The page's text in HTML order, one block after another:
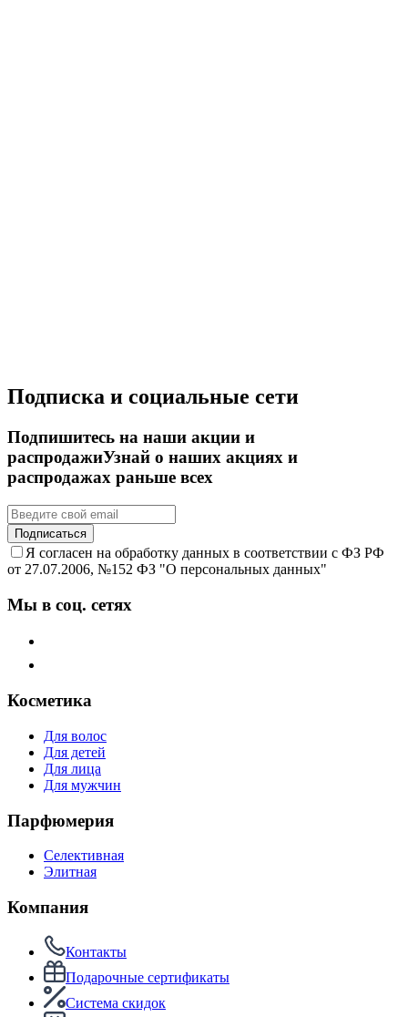
Подписка и социальные сети
Подпишитесь на наши акции и
распродажиУзнай о наших акциях и
распродажах раньше всех
Подписаться
Я согласен на обработку данных в соответствии с ФЗ РФ
от 27.07.2006, №152 ФЗ "О персональных данных"
Мы в соц. сетях
Косметика
Для волос
Для детей
Для лица
Для мужчин
Парфюмерия
Селективная
Элитная
Компания
Контакты
Подарочные сертификаты
Система скидок